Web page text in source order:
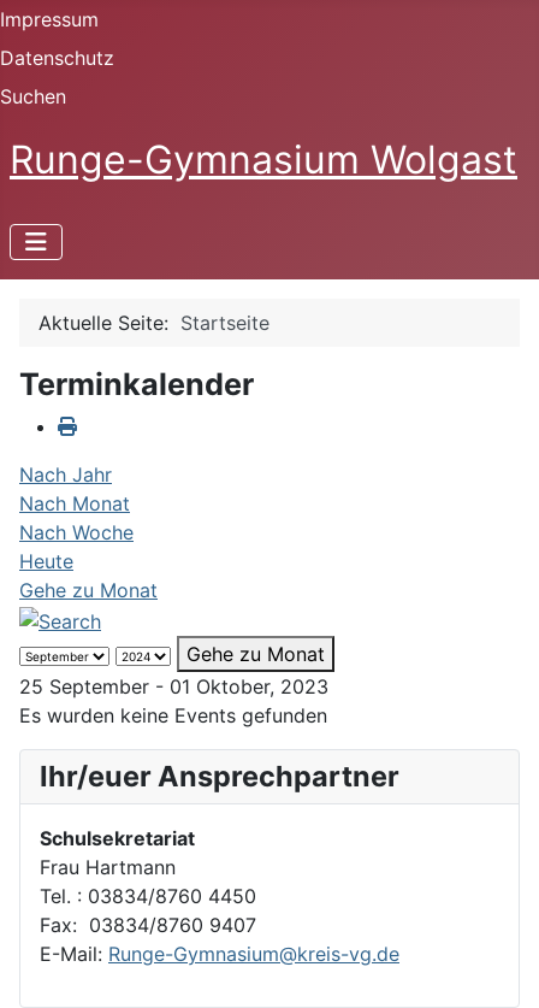
Impressum
Datenschutz
Suchen
Runge-Gymnasium Wolgast
Aktuelle Seite: Startseite
Terminkalender
Nach Jahr
Nach Monat
Nach Woche
Heute
Gehe zu Monat
Gehe zu Monat
25 September - 01 Oktober, 2023
Es wurden keine Events gefunden
Ihr/euer Ansprechpartner
Schulsekretariat
Frau Hartmann
Tel. : 03834/8760 4450
Fax: 03834/8760 9407
E-Mail: Runge-Gymnasium@kreis-vg.de